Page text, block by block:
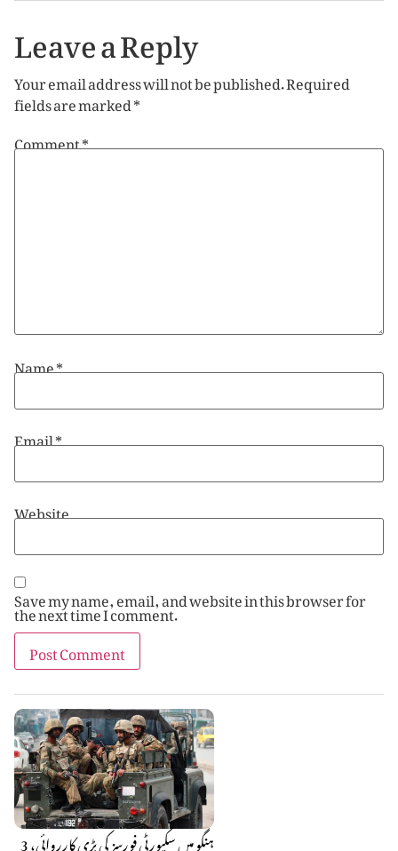
ہنگو میں سکیورٹی فورسز کی بڑی کارروائی، 3
Leave a Reply
Your email address will not be published.Required
fields are marked*
Comment*
Name*
Email*
Website
Save my name, email, and website in this browser for
the next time I comment.